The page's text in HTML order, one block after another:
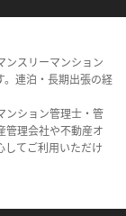
ンスリーマンション
。連泊・長期出張の経
ンション管理士・管
管理会社や不動産オ
してご利用いただけ